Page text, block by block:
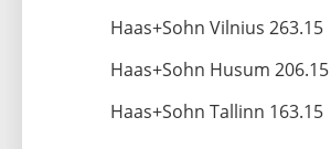
Haas+Sohn Vilnius 263.15
Haas+Sohn Husum 206.15
Haas+Sohn Tallinn 163.15